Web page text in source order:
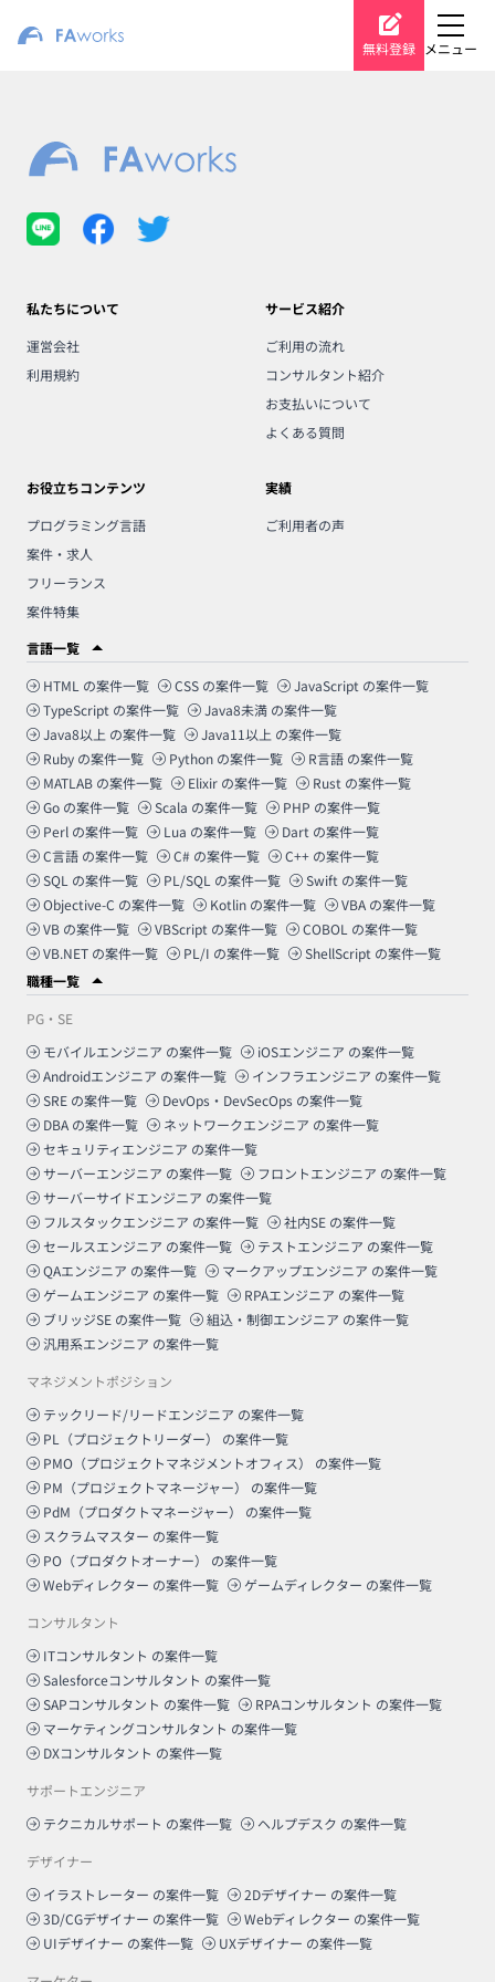
無料登録 メニュー
私たちについて
運営会社
利用規約
サービス紹介
ご利用の流れ
コンサルタント紹介
お支払いについて
よくある質問
お役立ちコンテンツ
プログラミング言語
案件・求人
フリーランス
案件特集
実績
ご利用者の声
言語一覧
HTML の案件一覧 CSS の案件一覧 JavaScript の案件一覧
TypeScript の案件一覧 Java8未満 の案件一覧
Java8以上 の案件一覧 Java11以上 の案件一覧
Ruby の案件一覧 Python の案件一覧 R言語 の案件一覧
MATLAB の案件一覧 Elixir の案件一覧 Rust の案件一覧
Go の案件一覧 Scala の案件一覧 PHP の案件一覧
Perl の案件一覧 Lua の案件一覧 Dart の案件一覧
C言語 の案件一覧 C# の案件一覧 C++ の案件一覧
SQL の案件一覧 PL/SQL の案件一覧 Swift の案件一覧
Objective-C の案件一覧 Kotlin の案件一覧 VBA の案件一覧
VB の案件一覧 VBScript の案件一覧 COBOL の案件一覧
VB.NET の案件一覧 PL/I の案件一覧 ShellScript の案件一覧
職種一覧
PG・SE
モバイルエンジニア の案件一覧 iOSエンジニア の案件一覧
Androidエンジニア の案件一覧 インフラエンジニア の案件一覧
SRE の案件一覧 DevOps・DevSecOps の案件一覧
DBA の案件一覧 ネットワークエンジニア の案件一覧
セキュリティエンジニア の案件一覧
サーバーエンジニア の案件一覧 フロントエンジニア の案件一覧
サーバーサイドエンジニア の案件一覧
フルスタックエンジニア の案件一覧 社内SE の案件一覧
セールスエンジニア の案件一覧 テストエンジニア の案件一覧
QAエンジニア の案件一覧 マークアップエンジニア の案件一覧
ゲームエンジニア の案件一覧 RPAエンジニア の案件一覧
ブリッジSE の案件一覧 組込・制御エンジニア の案件一覧
汎用系エンジニア の案件一覧
マネジメントポジション
テックリード/リードエンジニア の案件一覧
PL（プロジェクトリーダー）
の案件一覧
PMO（プロジェクトマネジメントオフィス）
の案件一覧
PM（プロジェクトマネージャー）
の案件一覧
PdM（プロダクトマネージャー）
の案件一覧
スクラムマスター の案件一覧
PO（プロダクトオーナー）
の案件一覧
Webディレクター の案件一覧 ゲームディレクター の案件一覧
コンサルタント
ITコンサルタント の案件一覧
Salesforceコンサルタント の案件一覧
SAPコンサルタント の案件一覧 RPAコンサルタント の案件一覧
マーケティングコンサルタント の案件一覧
DXコンサルタント の案件一覧
サポートエンジニア
テクニカルサポート の案件一覧 ヘルプデスク の案件一覧
デザイナー
イラストレーター の案件一覧 2Dデザイナー の案件一覧
3D/CGデザイナー の案件一覧 Webディレクター の案件一覧
UIデザイナー の案件一覧 UXデザイナー の案件一覧